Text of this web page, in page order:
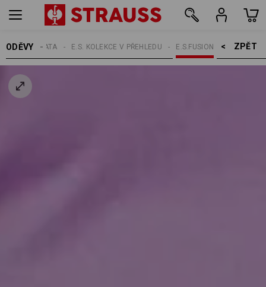
ODĚVY ZPĚT    >
E.S.FUSION
E.S. KOLEKCE V PŘEHLEDU
TÉMATA